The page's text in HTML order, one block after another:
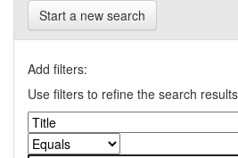
Start a new search
Add filters:
Use filters to refine the search